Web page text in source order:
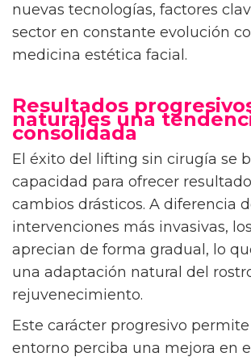
nuevas tecnologías, factores
sector en constante evolución
medicina estética facial.
Resultados
naturales una
consolidada
El éxito del lifting sin cirugía se
capacidad para ofrecer
cambios drásticos. A diferencia
intervenciones más invasivas,
aprecian de forma gradual, lo
una adaptación natural del
rejuvenecimiento.
Este carácter progresivo permite
entorno perciba una mejora en